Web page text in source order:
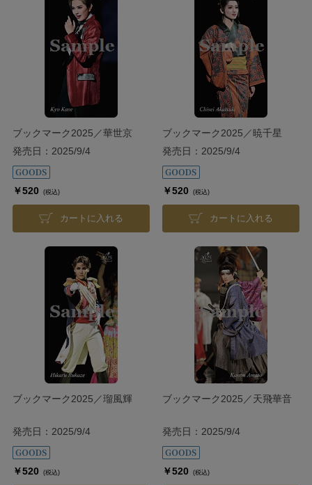
ブックマーク2025／華世京
発売日：2025/9/4
￥520 (税込)
カートに入れる
ブックマーク2025／暁千星
発売日：2025/9/4
￥520 (税込)
カートに入れる
ブックマーク2025／瑠風輝
発売日：2025/9/4
￥520 (税込)
ブックマーク2025／天飛華音
発売日：2025/9/4
￥520 (税込)